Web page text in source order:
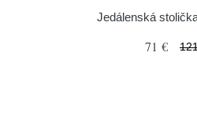
Jedálenská
71 €